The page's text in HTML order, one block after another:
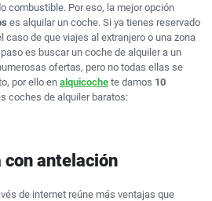
combustible. Por eso, la mejor opción
es alquilar un coche. Si ya tienes reservado
caso de que viajes al extranjero o una zona
es buscar un coche de alquiler a un
ofertas, pero no todas ellas se
por ello enalquicoche te damos 10
coches de alquiler baratos:
con antelación
de internet reúne más ventajas que